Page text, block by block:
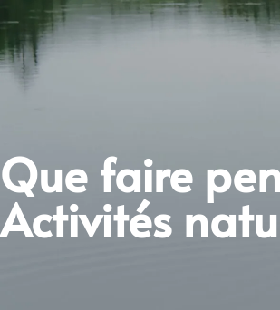
Que faire
Activités